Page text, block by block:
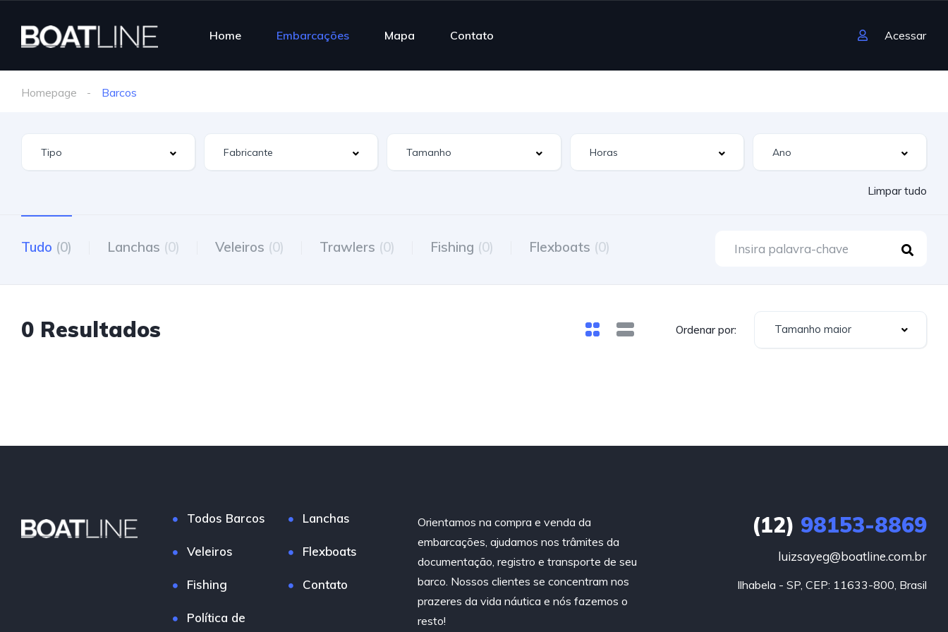
Home Embarcações Mapa Contato Acessar
Homepage Barcos
Limpar tudo
Tudo (0) Lanchas (0) Veleiros (0) Trawlers (0) Fishing (0) Flexboats (0)
0 Resultados Ordenar por: Tamanho maior
Todos Barcos Lanchas
Veleiros Flexboats
Fishing Contato
Política de
Orientamos na compra e venda da
embarcações, ajudamos nos trâmites da
documentação, registro e transporte de seu
barco. Nossos clientes se concentram nos
prazeres da vida náutica e nós fazemos o
resto!
(12) 98153-8869
luizsayeg@boatline.com.br
Ilhabela - SP, CEP: 11633-800, Brasil